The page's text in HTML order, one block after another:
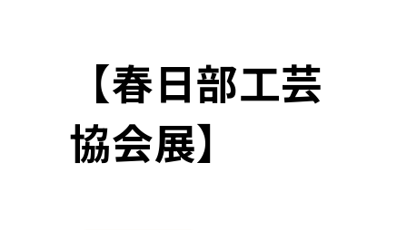
【春日部工芸
協会展】